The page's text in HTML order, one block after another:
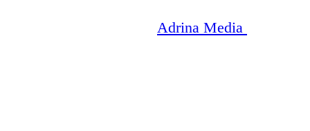
Adrina Media